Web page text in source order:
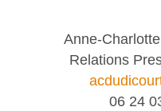
Anne-
Relations
06 24